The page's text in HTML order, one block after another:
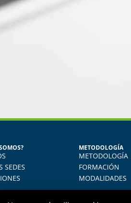
Egresada del Diploma en
Aprendí muchísimo. Uso todo lo
diario, actualmente me
empresa
SEDES
METODOLOGÍA
METODOLOGÍA
FORMACIÓN
MODALIDADES